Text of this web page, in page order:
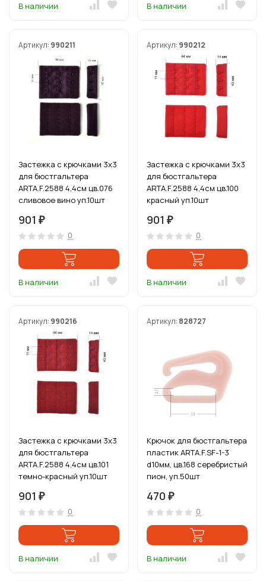
В наличии В наличии
Артикул: 990211
Застежка с крючками 3х3
для бюстгальтера
ARTA.F.2588 4,4см цв.076
сливовое вино уп.10шт
901 ₽
0
В наличии
Артикул: 990212
Застежка с крючками 3х3
для бюстгальтера
ARTA.F.2588 4,4см цв.100
красный уп.10шт
901 ₽
0
В наличии
Артикул: 990216
Застежка с крючками 3х3
для бюстгальтера
ARTA.F.2588 4,4см цв.101
темно-красный уп.10шт
901 ₽
0
В наличии
Артикул: 828727
Крючок для бюстгальтера
пластик ARTA.F.SF-1-3
d10мм, цв.168 серебристый
пион, уп.50шт
470 ₽
0
В наличии